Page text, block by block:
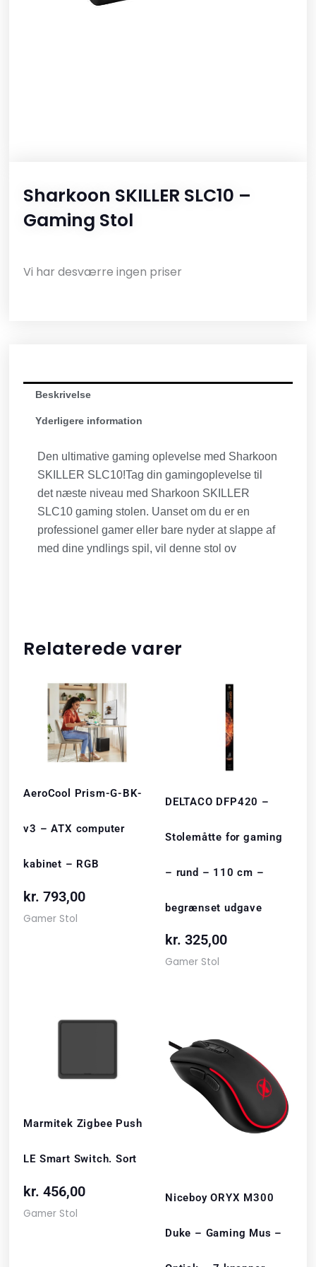
Sharkoon SKILLER SLC10 –
Gaming Stol
Vi har desværre ingen priser
Beskrivelse
Yderligere information
Den ultimative gaming oplevelse med Sharkoon
SKILLER SLC10!Tag din gamingoplevelse til
det næste niveau med Sharkoon SKILLER
SLC10 gaming stolen. Uanset om du er en
professionel gamer eller bare nyder at slappe af
med dine yndlings spil, vil denne stol ov
Relaterede varer
AeroCool Prism-G-BK-
v3 – ATX computer
kabinet – RGB
kr. 793,00
Gamer Stol
DELTACO DFP420 –
Stolemåtte for gaming
– rund – 110 cm –
begrænset udgave
kr. 325,00
Gamer Stol
Marmitek Zigbee Push
LE Smart Switch. Sort
kr. 456,00
Gamer Stol
Niceboy ORYX M300
Duke – Gaming Mus –